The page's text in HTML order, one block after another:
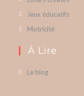
Jeux éducatifs
Motricité
À Lire
Le blog